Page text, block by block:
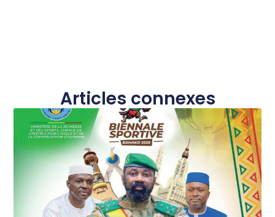
Articles connexes